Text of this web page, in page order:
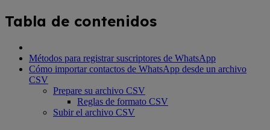
Tabla de contenidos
Métodos para registrar suscriptores de WhatsApp
Cómo importar contactos de WhatsApp desde un archivo
CSV
Prepare su archivo CSV
Reglas de formato CSV
Subir el archivo CSV